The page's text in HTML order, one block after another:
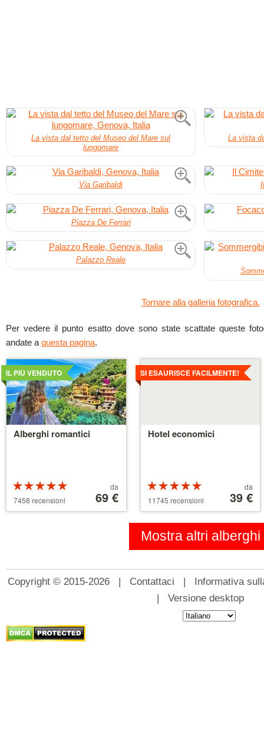
La vista dal tetto del Museo del Mare sul
lungomare
La vista
Via Garibaldi
Piazza De Ferrari
Palazzo Reale
Tornare alla galleria fotografica.
Per vedere il punto esatto dove sono state scattate queste
andate a questa pagina.
Alberghi romantici
IL PIÙ VENDUTO
Valutazione:
5 su 5 stelle
7458 recensioni partire
da
da
69 €
Dettagli
Hotel economici
SI ESAURISCE FACILMENTE!
Valutazione:
5 su 5 stelle
11745 recensioni partire
da
110 €
da
39 €
Dettagli
Mostra altri alberghi
Copyright © 2015-2026 | Contattaci
Informativa
Versione desktop